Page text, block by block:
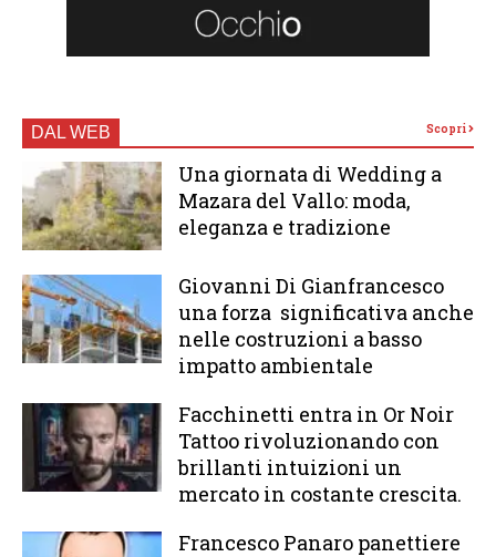
DAL WEB Scopri
Una giornata di Wedding a
Mazara del Vallo: moda,
eleganza e tradizione
Giovanni Di Gianfrancesco
una forza significativa anche
nelle costruzioni a basso
impatto ambientale
Facchinetti entra in Or Noir
Tattoo rivoluzionando con
brillanti intuizioni un
mercato in costante crescita.
Francesco Panaro panettiere